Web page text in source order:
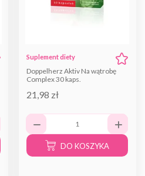
Suplement diety
Doppelherz Aktiv Na wątrobę
Complex 30 kaps.
21,98 zł
DO KOSZYKA